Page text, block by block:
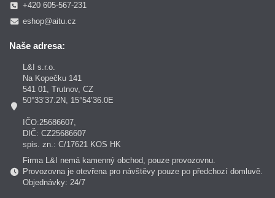
+420 605-567-231
eshop@aitu.cz
Naše adresa:
L&I s.r.o.
Na Kopečku 141
541 01, Trutnov, CZ
50°33’37.2N, 15°54’36.0E
IČO:25686607,
DIČ: CZ25686607
spis. zn.: C/17621 KOS HK
Firma L&I nemá kamenný obchod, pouze provozovnu.
Provozovna je otevřena pro návštěvy pouze po předchozí domluvě.
Objednávky: 24/7